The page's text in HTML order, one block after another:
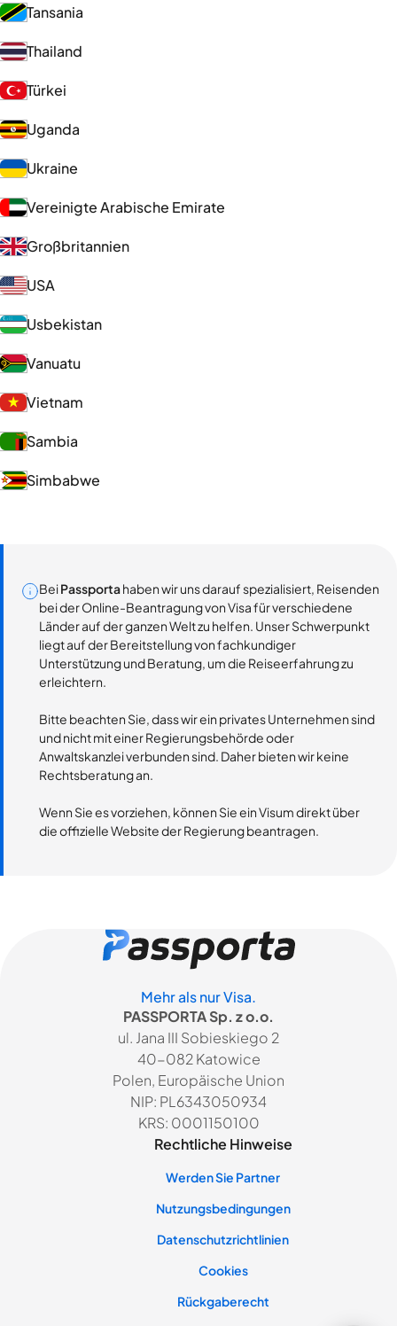
Tansania
Thailand
Türkei
Uganda
Ukraine
Vereinigte Arabische Emirate
Großbritannien
USA
Usbekistan
Vanuatu
Vietnam
Sambia
Simbabwe
BeiPassportahaben wir uns darauf spezialisiert, Reisenden
bei der Online-Beantragung von Visa für verschiedene
Länder auf der ganzen Welt zu helfen. Unser Schwerpunkt
liegt auf der Bereitstellung von fachkundiger
Unterstützung und Beratung, um die Reiseerfahrung zu
erleichtern.
Bitte beachten Sie, dass wir ein privates Unternehmen sind
und nicht mit einer Regierungsbehörde oder
Anwaltskanzlei verbunden sind. Daher bieten wir keine
Rechtsberatung an.
Wenn Sie es vorziehen, können Sie ein Visum direkt über
die offizielle Website der Regierung beantragen.
Mehr als nur Visa.
PASSPORTA Sp. z o.o.
ul. Jana III Sobieskiego 2
40-082 Katowice
Polen, Europäische Union
NIP: PL6343050934
KRS: 0001150100
Rechtliche Hinweise
Werden Sie Partner
Nutzungsbedingungen
Datenschutzrichtlinien
Cookies
Rückgaberecht